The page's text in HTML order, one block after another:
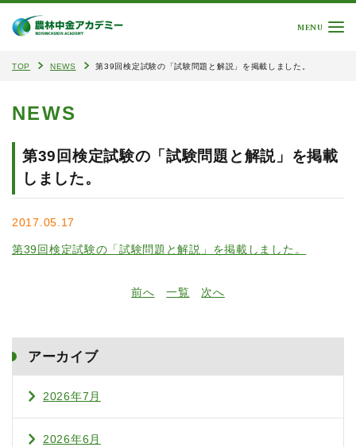
MENU
TOP NEWS 第39回検定試験の「試験問題と解説」を掲載しました。
NEWS
第39回検定試験の「試験問題と解説」を掲載
しました。
2017.05.17
第39回検定試験の「試験問題と解説」を掲載しました。
前へ 一覧 次へ
アーカイブ
2026年7月
2026年6月